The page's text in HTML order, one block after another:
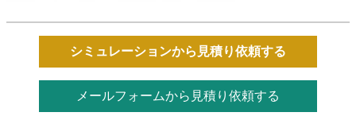
シミュレーションから見積り依頼する
メールフォームから見積り依頼する